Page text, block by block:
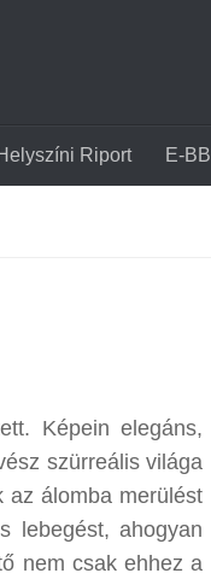
Riport E-BB
Képein elegáns,
szürreális világa
az álomba merülést
lebegést, ahogyan
nem csak ehhez a